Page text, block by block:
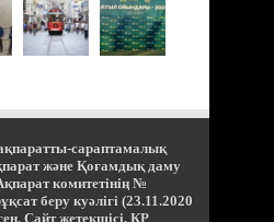
сараптамалық
және Қоғамдық даму
комитетінің №
беру куәлігі (23.11.2020
Сайт жетекшісі, ҚР